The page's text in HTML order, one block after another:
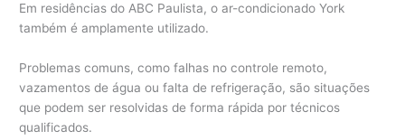
Em residências do ABC Paulista, o ar-condicionado York
também é amplamente utilizado.
Problemas comuns, como falhas no controle remoto,
vazamentos de água ou falta de refrigeração, são situações
que podem ser resolvidas de forma rápida por técnicos
qualificados.